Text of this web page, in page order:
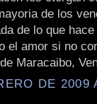
de los
de lo que
el amor si no
Maracaibo,
DE 2009